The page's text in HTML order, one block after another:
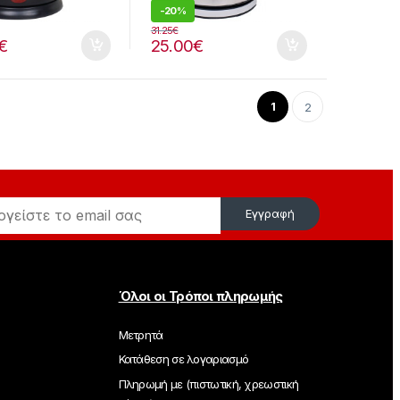
-20%
25.00€
31.25€
1 2
Εγγραφή
Όλοι οι Τρόποι πληρωμής
Μετρητά
Κατάθεση σε λογαριασμό
Πληρωμή με (πιστωτική, χρεωστική